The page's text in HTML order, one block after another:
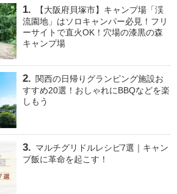
【大阪府貝塚市】キャンプ場「渓
流園地」はソロキャンパー必見！フリ
ーサイトで直火OK！穴場の漆黒の森
キャンプ場
関西の日帰りグランピング施設お
すすめ20選！おしゃれにBBQなどを楽
しもう
マルチグリドルレシピ7選｜キャン
プ飯に革命を起こす！